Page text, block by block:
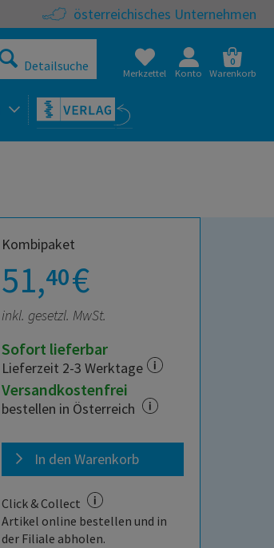
österreichisches Unternehmen
Detailsuche Merkzettel Konto
0
Warenkorb
Kombipaket
51,40€
inkl. gesetzl. MwSt.
Sofort lieferbar
Lieferzeit 2-3 Werktage
Versandkostenfrei
bestellen in Österreich
In den Warenkorb
Click & Collect
Artikel online bestellen und in
der Filiale abholen.